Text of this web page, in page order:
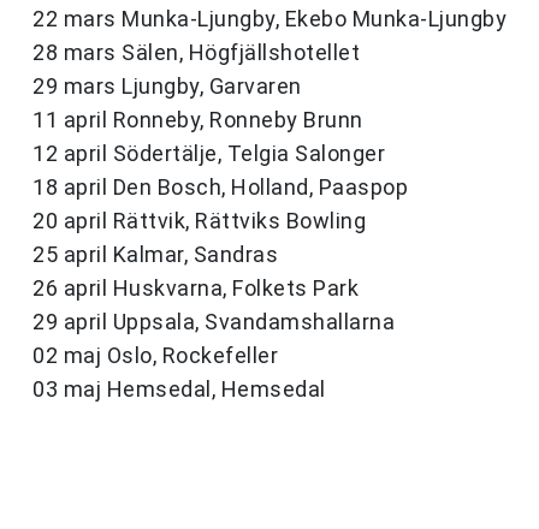
22 mars Munka-Ljungby, Ekebo Munka-Ljungby
28 mars Sälen, Högfjällshotellet
29 mars Ljungby, Garvaren
11 april Ronneby, Ronneby Brunn
12 april Södertälje, Telgia Salonger
18 april Den Bosch, Holland, Paaspop
20 april Rättvik, Rättviks Bowling
25 april Kalmar, Sandras
26 april Huskvarna, Folkets Park
29 april Uppsala, Svandamshallarna
02 maj Oslo, Rockefeller
03 maj Hemsedal, Hemsedal